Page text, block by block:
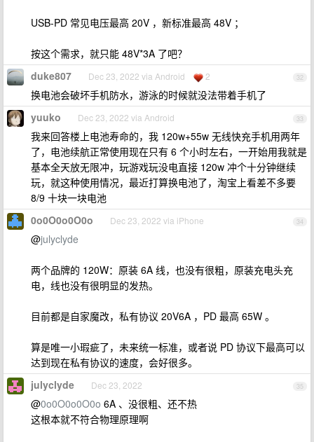
USB-PD 常见电压最高 20V ，新标准最高 48V ；
按这个需求，就只能 48V*3A 了吧？
32
duke807 Dec 23, 2022 via Android 2
换电池会破坏手机防水，游泳的时候就没法带着手机了
33
yuuko Dec 23, 2022 via Android
我来回答楼上电池寿命的，我 120w+55w 无线快充手机用两年
了，电池续航正常使用现在只有 6 个小时左右，一开始用我就是
基本全天放无限冲，玩游戏玩没电直接 120w 冲个十分钟继续
玩，就这种使用情况，最近打算换电池了，淘宝上看差不多要
8/9 十块一块电池
34
0o0O0o0O0o Dec 23, 2022 via iPhone
@julyclyde
两个品牌的 120W：原装 6A 线，也没有很粗，原装充电头充
电，线也没有很明显的发热。
目前都是自家魔改，私有协议 20V6A ，PD 最高 65W 。
算是唯一小瑕疵了，未来统一标准，或者说 PD 协议下最高可以
达到现在私有协议的速度，会好很多。
35
julyclyde Dec 23, 2022
@0o0O0o0O0o 6A 、没很粗、还不热
这根本就不符合物理原理啊